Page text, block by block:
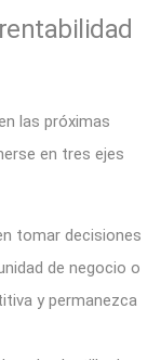
las próximas
en tres ejes
tomar decisiones
de negocio o
y permanezca